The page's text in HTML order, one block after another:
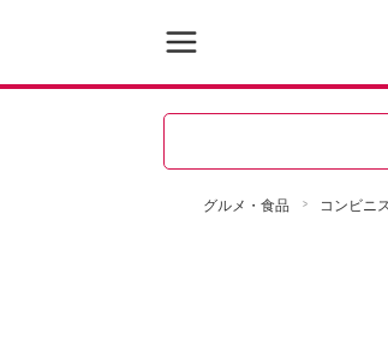
グルメ・食品 コンビニ